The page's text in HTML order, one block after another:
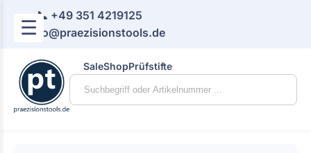
☰
📞 +49 351 4219125
📧 info@praezisionstools.de
SaleShopPrüfstifte